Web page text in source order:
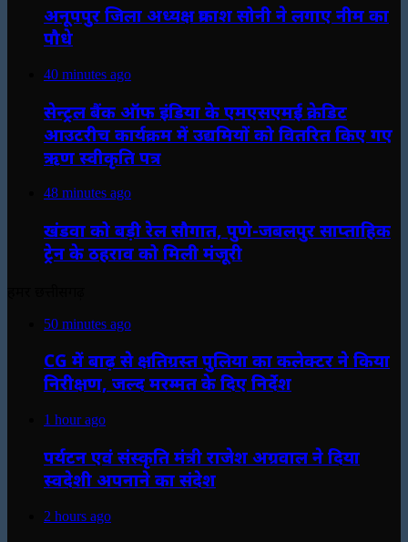
अनूपपुर जिला अध्यक्ष प्रकाश सोनी ने लगाए नीम का
पौधे
40 minutes ago
सेन्ट्रल बैंक ऑफ इंडिया के एमएसएमई क्रेडिट
आउटरीच कार्यक्रम में उद्यमियों को वितरित किए गए
ऋण स्वीकृति पत्र
48 minutes ago
खंडवा को बड़ी रेल सौगात, पुणे-जबलपुर साप्ताहिक
ट्रेन के ठहराव को मिली मंजूरी
50 minutes ago
CG में बाढ़ से क्षतिग्रस्त पुलिया का कलेक्टर ने किया
निरीक्षण, जल्द मरम्मत के दिए निर्देश
1 hour ago
पर्यटन एवं संस्कृति मंत्री राजेश अग्रवाल ने दिया
स्वदेशी अपनाने का संदेश
2 hours ago